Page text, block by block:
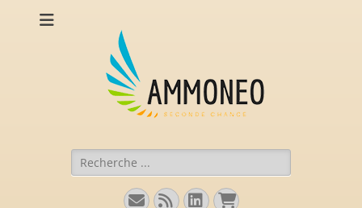
De nouvelles munitions (intellectuelles) pour comprendre
Rechercher :
E-
FluxLinkedin
Panier